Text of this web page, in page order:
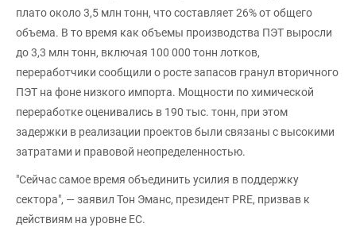
плато около 3,5 млн тонн, что составляет 26% от общего
объема. В то время как объемы производства ПЭТ выросли
до 3,3 млн тонн, включая 100 000 тонн лотков,
переработчики сообщили о росте запасов гранул вторичного
ПЭТ на фоне низкого импорта. Мощности по химической
переработке оценивались в 190 тыс. тонн, при этом
задержки в реализации проектов были связаны с высокими
затратами и правовой неопределенностью.
"Сейчас самое время объединить усилия в поддержку
сектора", — заявил Тон Эманс, президент PRE, призвав к
действиям на уровне ЕС.